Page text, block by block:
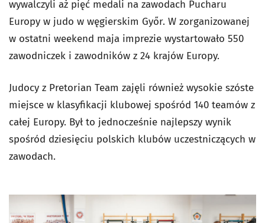
wywalczyli aż pięć medali na zawodach Pucharu
Europy w judo w węgierskim Győr. W zorganizowanej
w ostatni weekend maja imprezie wystartowało 550
zawodniczek i zawodników z 24 krajów Europy.
Judocy z Pretorian Team zajęli również wysokie szóste
miejsce w klasyfikacji klubowej spośród 140 teamów z
całej Europy. Był to jednocześnie najlepszy wynik
spośród dziesięciu polskich klubów uczestniczących w
zawodach.